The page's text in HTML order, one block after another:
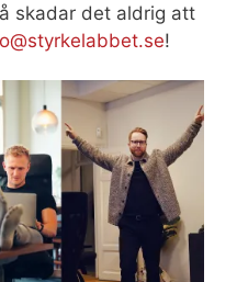
skadar det aldrig att
!